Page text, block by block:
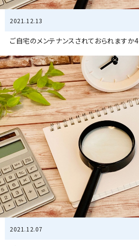
2021.12.13
ご自宅のメンテナンスされておられますか4
2021.12.07